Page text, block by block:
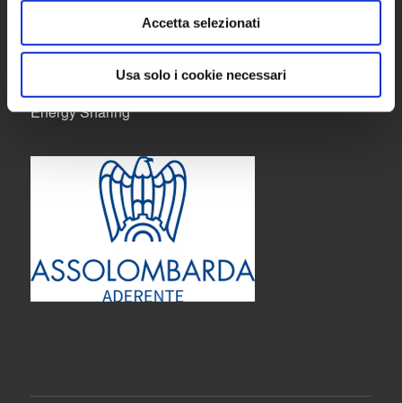
Accetta selezionati
Usa solo i cookie necessari
Sistemi ad Isola Stand Alone
Mobilità Elettrica
Pompe di Calore
Energy Sharing